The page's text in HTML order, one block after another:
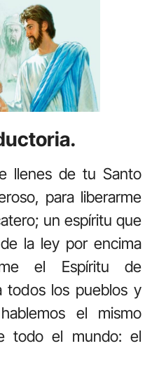
llenes de tu Santo
para liberarme
un espíritu que
la ley por encima
el Espíritu de
todos los pueblos y
el mismo
todo el mundo: el